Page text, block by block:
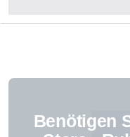
Benötigen